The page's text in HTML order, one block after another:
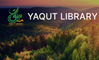
YAQUT LIBRARY